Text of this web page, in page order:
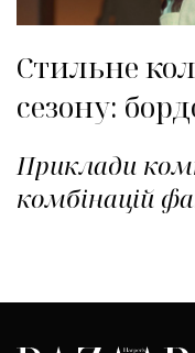
Стильне
сезону:
Приклади
комбінацій